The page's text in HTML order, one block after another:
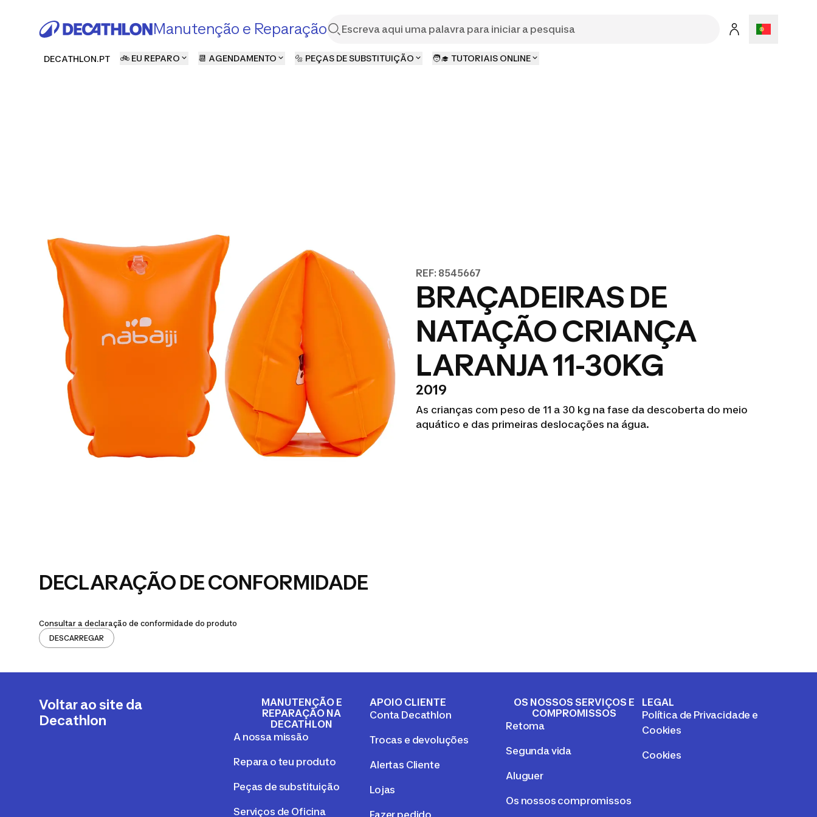
Manutenção e Reparação
DECATHLON.PT 🚲 EU REPARO 📆 AGENDAMENTO 🔩 PEÇAS DE SUBSTITUIÇÃO 🧑‍🎓 TUTORIAIS ONLINE
REF: 8545667
BRAÇADEIRAS DE
NATAÇÃO CRIANÇA
LARANJA 11-30KG
2019
As crianças com peso de 11 a 30 kg na fase da descoberta do meio
aquático e das primeiras deslocações na água.
DECLARAÇÃO DE CONFORMIDADE
Consultar a declaração de conformidade do produto
DESCARREGAR
Voltar ao site da
Decathlon
MANUTENÇÃO E
REPARAÇÃO NA
DECATHLON
A nossa missão
Repara o teu produto
Peças de substituição
Serviços de Oficina
APOIO CLIENTE
Conta Decathlon
Trocas e devoluções
Alertas Cliente
Lojas
Fazer pedido
OS NOSSOS SERVIÇOS E
COMPROMISSOS
Retoma
Segunda vida
Aluguer
Os nossos compromissos
LEGAL
Política de Privacidade e
Cookies
Cookies